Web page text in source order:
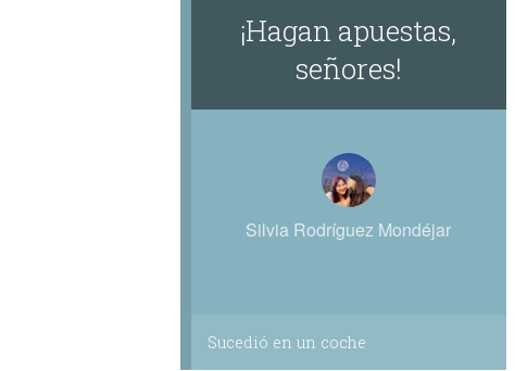
¡Hagan apuestas,
señores!
Silvia Rodríguez Mondéjar
Sucedió en un coche